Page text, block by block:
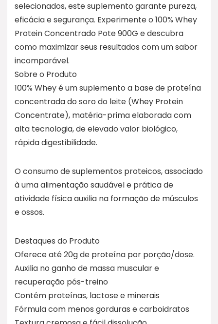
selecionados, este suplemento garante pureza,
eficácia e segurança. Experimente o 100% Whey
Protein Concentrado Pote 900G e descubra
como maximizar seus resultados com um sabor
incomparável.
Sobre o Produto
100% Whey é um suplemento a base de proteína
concentrada do soro do leite (Whey Protein
Concentrate), matéria-prima elaborada com
alta tecnologia, de elevado valor biológico,
rápida digestibilidade.
O consumo de suplementos proteicos, associado
à uma alimentação saudável e prática de
atividade física auxilia na formação de músculos
e ossos.
Destaques do Produto
Oferece até 20g de proteína por porção/dose.
Auxilia no ganho de massa muscular e
recuperação pós-treino
Contém proteínas, lactose e minerais
Fórmula com menos gorduras e carboidratos